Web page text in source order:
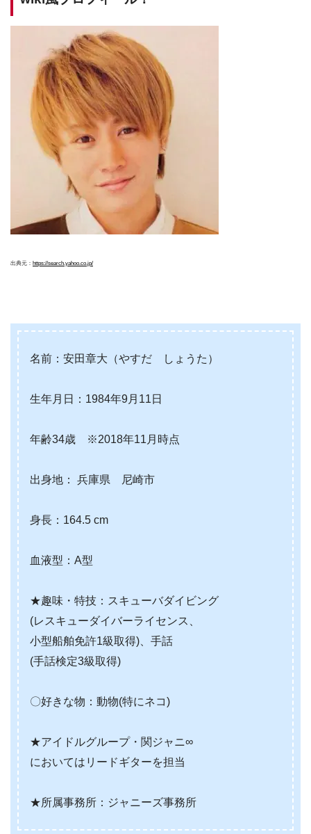
出典元： https://search.yahoo.co.jp/
名前：安田章大（やすだ しょうた）
生年月日：1984年9月11日
年齢34歳 ※2018年11月時点
出身地： 兵庫県 尼崎市
身長：164.5 cm
血液型：A型
★趣味・特技：スキューバダイビング
(レスキューダイバーライセンス、
小型船舶免許1級取得)、手話
(手話検定3級取得)
〇好きな物：動物(特にネコ)
★アイドルグループ・関ジャニ∞
においてはリードギターを担当
★所属事務所：ジャニーズ事務所